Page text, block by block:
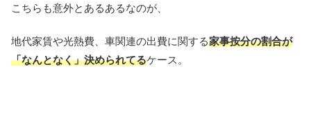
こちらも意外とあるあるなのが、
地代家賃や光熱費、車関連の出費に関する家事按分の割合が
「なんとなく」決められてるケース。